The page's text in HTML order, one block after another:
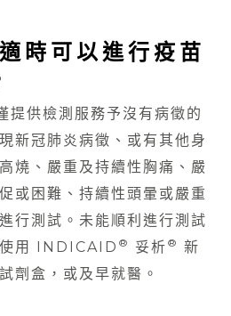
時可以進行疫苗
提供檢測服務予沒有病徵的
新冠肺炎病徵、或有其他身
燒、嚴重及持續性胸痛、嚴
或困難、持續性頭暈或嚴重
行測試。未能順利進行測試
用 INDICAID ® 妥析 ® 新
劑盒，或及早就醫。